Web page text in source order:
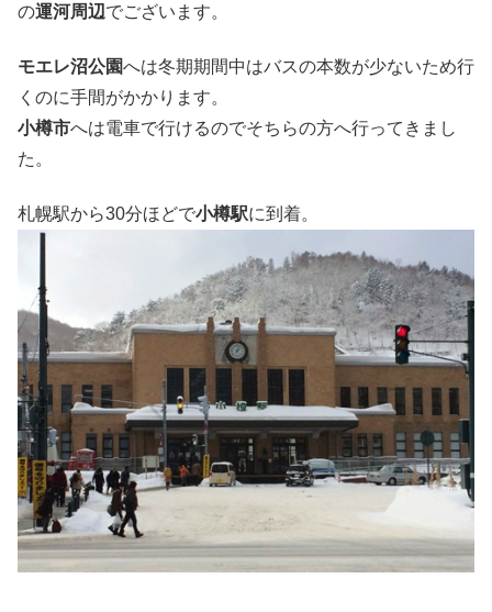
の運河周辺でございます。
モエレ沼公園へは冬期期間中はバスの本数が少ないため行
くのに手間がかかります。
小樽市へは電車で行けるのでそちらの方へ行ってきまし
た。
札幌駅から30分ほどで小樽駅に到着。